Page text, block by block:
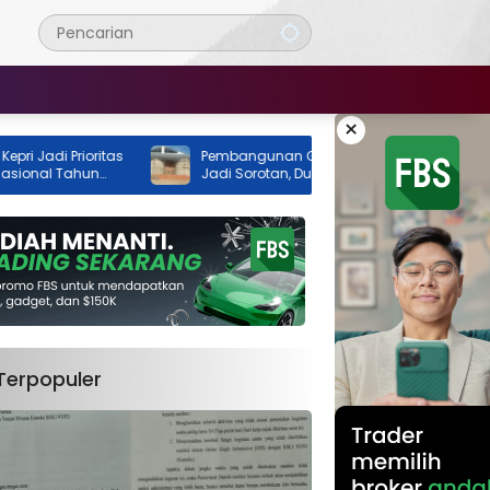
×
Prioritas
Pembangunan GOR Tenis Rimba Jaya
Jadi Sorotan, Dua Instansi Klaim Belum
Ada Izin